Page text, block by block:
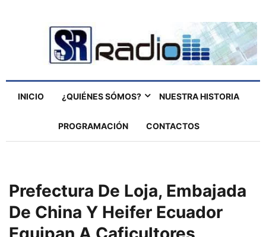
INICIO ¿QUIÉNES SÓMOS? NUESTRA HISTORIA
PROGRAMACIÓN CONTACTOS
Prefectura De Loja, Embajada
De China Y Heifer Ecuador